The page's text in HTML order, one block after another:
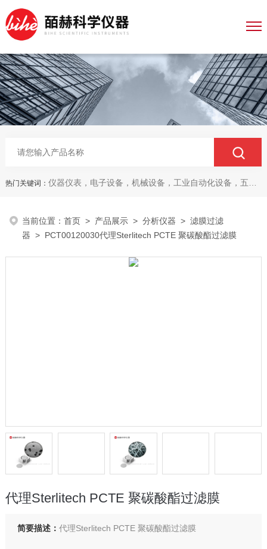
热门关键词： 仪器仪表，电子设备，机械设备，工业自动化设备，五金产品，电线电缆，金属材料，电子
当前位置：首页 > 产品展示 >分析仪器 >滤膜过滤
器 > PCT00120030代理Sterlitech PCTE 聚碳酸酯过滤膜
代理Sterlitech PCTE 聚碳酸酯过滤膜
简要描述： 代理Sterlitech PCTE 聚碳酸酯过滤膜